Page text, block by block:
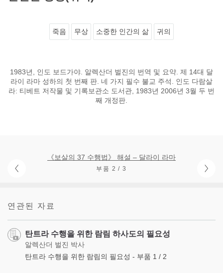
죽음 무상 소중한 인간의 삶 귀의
1983년, 인도 보드가야. 알렉산더 벌진의 번역 및 요약. 제 14대 달
라이 라마 성하의 첫 번째 판. 네 가지 필수 불교 주석. 인도 다람살
라: 티베트 저작물 및 기록보관소 도서관, 1983년 2006년 3월 두 번
째 개정판.
《보살의 37 수행법》 해설 – 달라이 라마
부품 2 / 3
연관된 자료
탄트라 수행을 위한 람림 하사도의 필요성
알렉산더 벌진 박사
탄트라 수행을 위한 람림의 필요성 - 부품 1 / 2